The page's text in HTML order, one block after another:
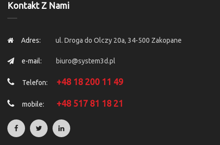
Kontakt Z Nami
Adres: ul. Droga do Olczy 20a, 34-500 Zakopane
e-mail: biuro@system3d.pl
Telefon: +48 18 200 11 49
mobile: +48 517 81 18 21